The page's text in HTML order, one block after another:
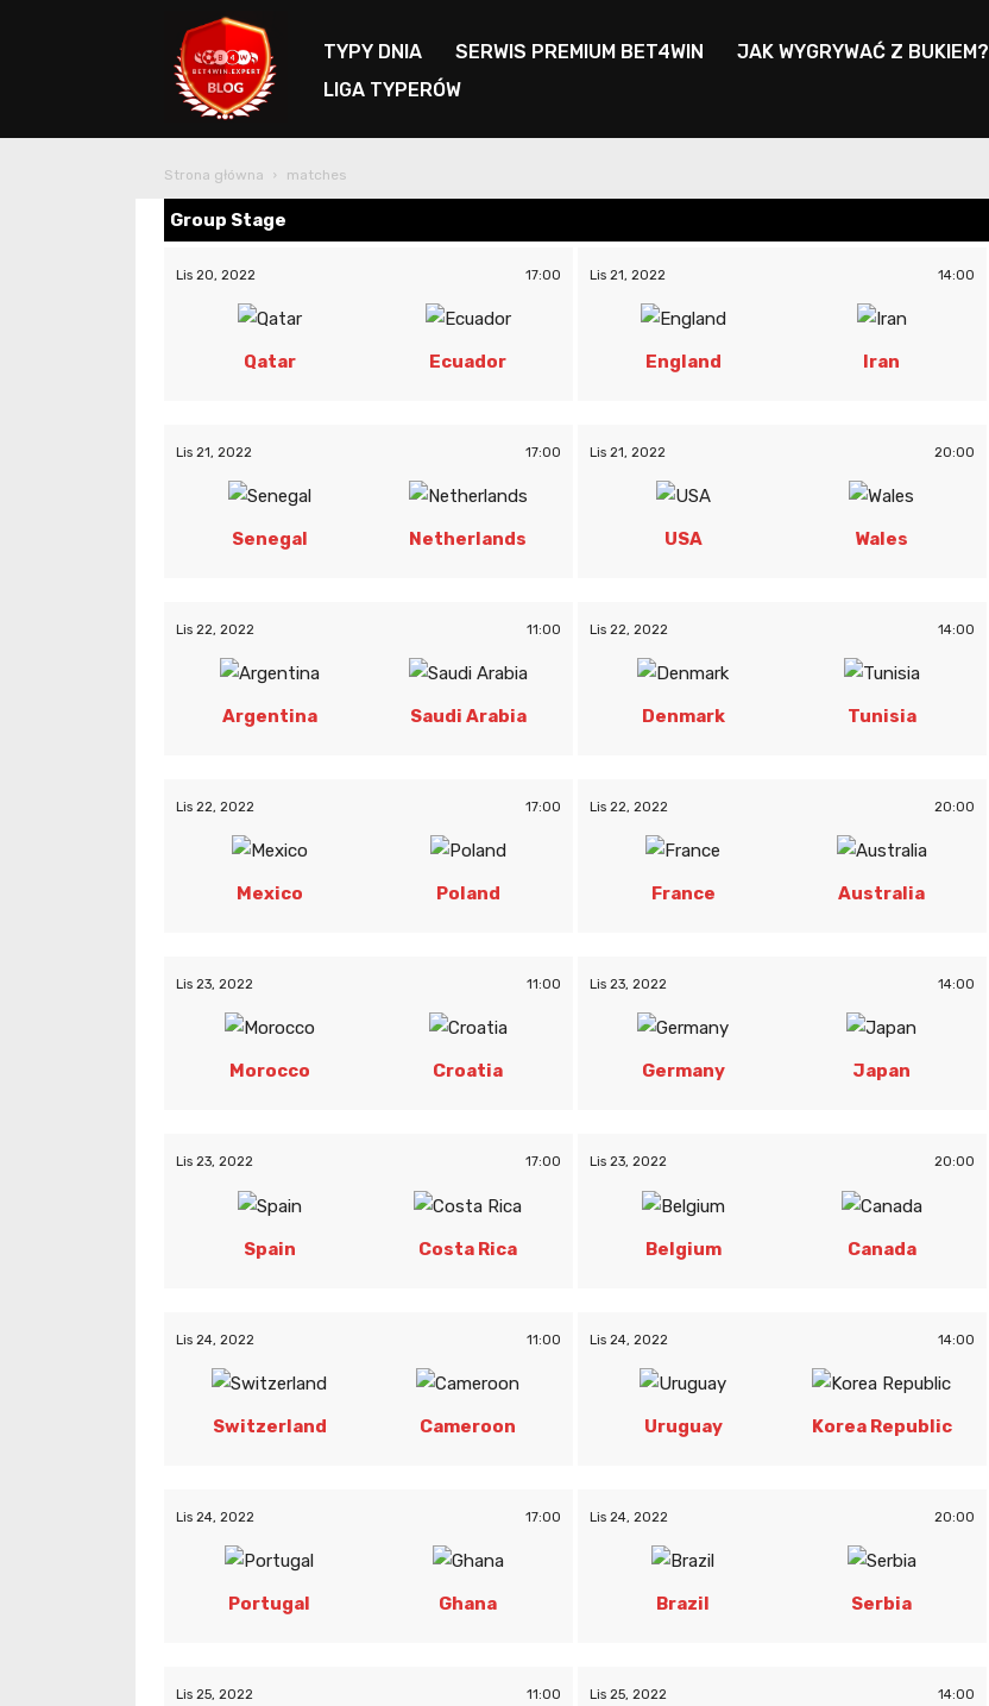
Blog
Bet4Win.expert
TYPY DNIA SERWIS PREMIUM BET4WIN JAK WYGRYWAĆ Z BUKIEM?
LIGA TYPERÓW
Strona główna matches
Group Stage
Lis 20, 2022 17:00
Qatar Ecuador
Lis 21, 2022 14:00
England Iran
Lis 21, 2022 17:00
Senegal Netherlands
Lis 21, 2022 20:00
USA Wales
Lis 22, 2022 11:00
Argentina Saudi Arabia
Lis 22, 2022 14:00
Denmark Tunisia
Lis 22, 2022 17:00
Mexico Poland
Lis 22, 2022 20:00
France Australia
Lis 23, 2022 11:00
Morocco Croatia
Lis 23, 2022 14:00
Germany Japan
Lis 23, 2022 17:00
Spain Costa Rica
Lis 23, 2022 20:00
Belgium Canada
Lis 24, 2022 11:00
Switzerland Cameroon
Lis 24, 2022 14:00
Uruguay Korea Republic
Lis 24, 2022 17:00
Portugal Ghana
Lis 24, 2022 20:00
Brazil Serbia
Lis 25, 2022 11:00 Lis 25, 2022 14:00